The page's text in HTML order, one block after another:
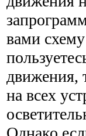
вами
движения,
на всех